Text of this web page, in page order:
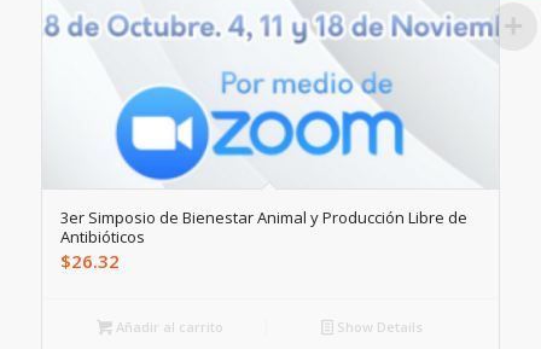
3er Simposio de Bienestar Animal y Producción Libre de
Antibióticos
$26.32
Añadir al carrito Show Details